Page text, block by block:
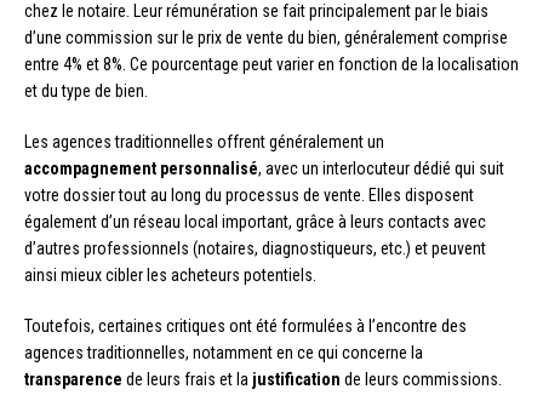
chez le notaire. Leur rémunération se fait principalement par le biais
d’une commission sur le prix de vente du bien, généralement comprise
entre 4% et 8%. Ce pourcentage peut varier en fonction de la localisation
et du type de bien.
Les agences traditionnelles offrent généralement un
accompagnement personnalisé, avec un interlocuteur dédié qui suit
votre dossier tout au long du processus de vente. Elles disposent
également d’un réseau local important, grâce à leurs contacts avec
d’autres professionnels (notaires, diagnostiqueurs, etc.) et peuvent
ainsi mieux cibler les acheteurs potentiels.
Toutefois, certaines critiques ont été formulées à l’encontre des
agences traditionnelles, notamment en ce qui concerne la
transparence de leurs frais et la justification de leurs commissions.